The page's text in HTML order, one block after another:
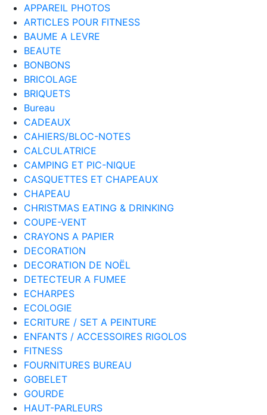
APPAREIL PHOTOS
ARTICLES POUR FITNESS
BAUME A LEVRE
BEAUTE
BONBONS
BRICOLAGE
BRIQUETS
Bureau
CADEAUX
CAHIERS/BLOC-NOTES
CALCULATRICE
CAMPING ET PIC-NIQUE
CASQUETTES ET CHAPEAUX
CHAPEAU
CHRISTMAS EATING & DRINKING
COUPE-VENT
CRAYONS A PAPIER
DECORATION
DECORATION DE NOËL
DETECTEUR A FUMEE
ECHARPES
ECOLOGIE
ECRITURE / SET A PEINTURE
ENFANTS / ACCESSOIRES RIGOLOS
FITNESS
FOURNITURES BUREAU
GOBELET
GOURDE
HAUT-PARLEURS